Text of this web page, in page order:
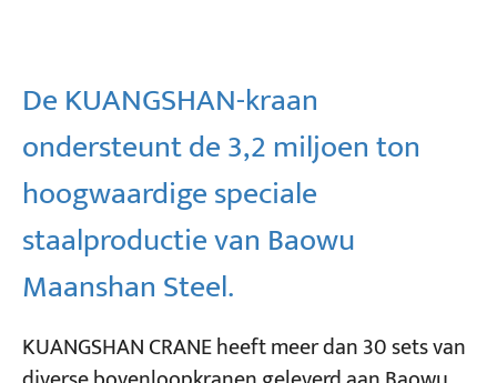
De KUANGSHAN-kraan
ondersteunt de 3,2 miljoen ton
hoogwaardige speciale
staalproductie van Baowu
Maanshan Steel.
KUANGSHAN CRANE heeft meer dan 30 sets van